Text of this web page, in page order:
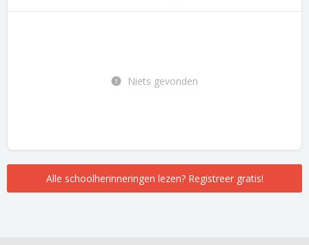
Niets gevonden
Alle schoolherinneringen lezen? Registreer gratis!